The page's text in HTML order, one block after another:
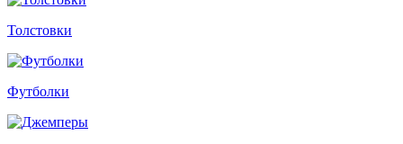
Толстовки
Футболки